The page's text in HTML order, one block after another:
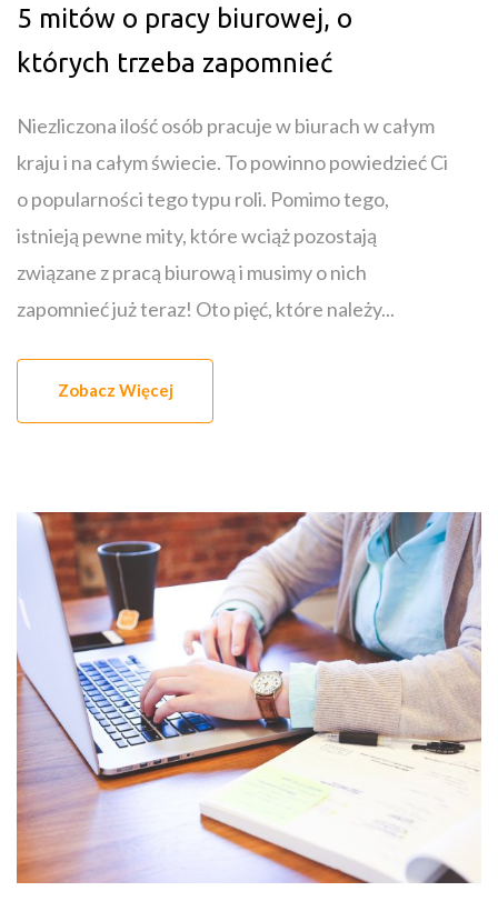
5 mitów o pracy biurowej, o
których trzeba zapomnieć
Niezliczona ilość osób pracuje w biurach w całym
kraju i na całym świecie. To powinno powiedzieć Ci
o popularności tego typu roli. Pomimo tego,
istnieją pewne mity, które wciąż pozostają
związane z pracą biurową i musimy o nich
zapomnieć już teraz! Oto pięć, które należy...
Zobacz Więcej